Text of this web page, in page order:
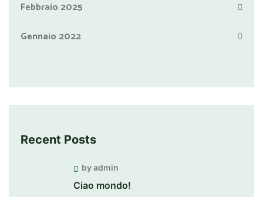
Febbraio 2025
Gennaio 2022
Recent Posts
by admin
Ciao mondo!